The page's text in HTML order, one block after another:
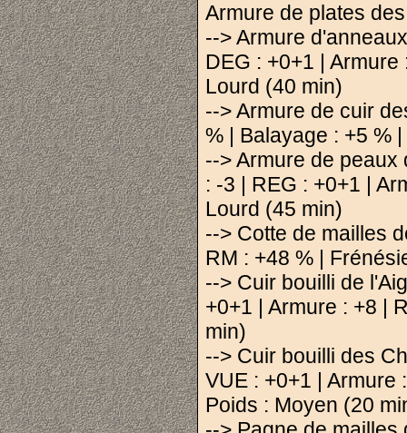
Armure de plates
--> Armure
DEG : +0+1 |
Lourd (40 min)
--> Armure de cuir
% | Balayage : +5 %
--> Armure de
: -3 | REG : +0+1 |
Lourd (45 min)
--> Cotte de mailles
RM : +48 % |
--> Cuir bouilli de
+0+1 | Armure : +8 |
min)
--> Cuir bouilli des
VUE : +0+1 | Armure
Poids : Moyen (20